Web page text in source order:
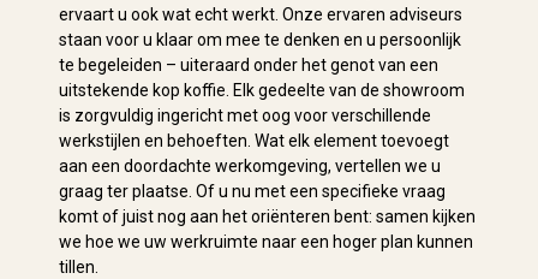
ervaart u ook wat echt werkt. Onze ervaren adviseurs
staan voor u klaar om mee te denken en u persoonlijk
te begeleiden – uiteraard onder het genot van een
uitstekende kop koffie. Elk gedeelte van de showroom
is zorgvuldig ingericht met oog voor verschillende
werkstijlen en behoeften. Wat elk element toevoegt
aan een doordachte werkomgeving, vertellen we u
graag ter plaatse. Of u nu met een specifieke vraag
komt of juist nog aan het oriënteren bent: samen kijken
we hoe we uw werkruimte naar een hoger plan kunnen
tillen.